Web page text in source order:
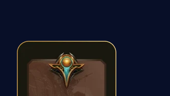
Path of Exile 2